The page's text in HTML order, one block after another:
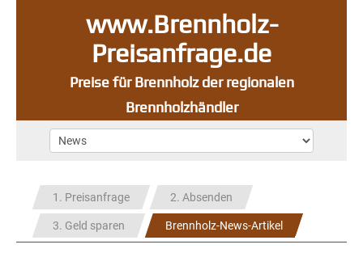
www.Brennholz-
Preisanfrage.de
Preise für Brennholz der regionalen
Brennholzhändler
1. Preisanfrage 2. Absenden
3. Geld sparen Brennholz-News-Artikel